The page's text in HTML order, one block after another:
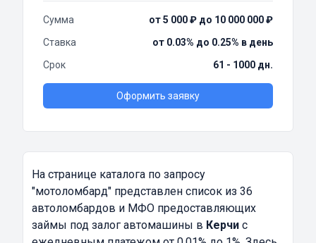
Сумма
от 5 000 ₽ до 10 000 000 ₽
Ставка
от 0.03% до 0.25% в день
Срок
61 - 1000 дн.
Оформить заявку
На странице каталога по запросу
"мотоломбард" представлен список из 36
автоломбардов и МФО предоставляющих
займы под залог автомашины в Керчи с